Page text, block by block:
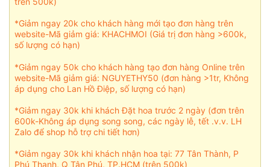
*Giảm ngay 20k cho khách hàng mới tạo đơn hàng trên
website-Mã giảm giá: KHACHMOI (Giá trị đơn hàng >600k,
số lượng có hạn)
*Giảm ngay 50k cho khách hàng tạo đơn hàng Online trên
website-Mã giảm giá: NGUYETHY50 (đơn hàng >1tr, Không
áp dụng cho Lan Hồ Điệp, số lượng có hạn)
*Giảm ngay 30k khi khách Đặt hoa trước 2 ngày (đơn trên
600k-Không áp dụng song song, các ngày lễ, tết .v.v. LH
Zalo để shop hỗ trợ chi tiết hơn)
*Giảm ngay 30k khi khách nhận hoa tại: 77 Tân Thành, P
Phú Thạnh, Q Tân Phú, TP.HCM (trên 500k)